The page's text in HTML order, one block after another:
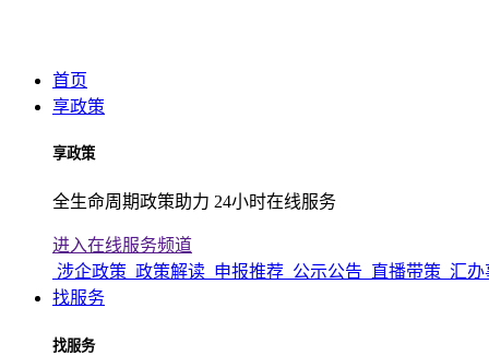
首页
享政策
享政策
全生命周期政策助力 24小时在线服务
进入在线服务频道
涉企政策 政策解读 申报推荐 公示公告 直播带策 汇办
找服务
找服务